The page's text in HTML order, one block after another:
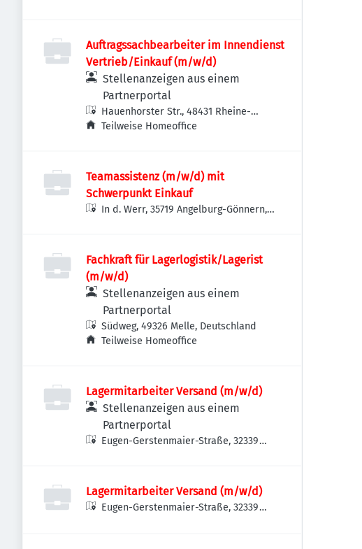
Auftragssachbearbeiter im Innendienst
Vertrieb/Einkauf (m/w/d)
Stellenanzeigen aus einem
Partnerportal
Hauenhorster Str., 48431 Rheine-
Wadelheim, Deutschland
Teilweise Homeoffice
Teamassistenz (m/w/d) mit
Schwerpunkt Einkauf
In d. Werr, 35719 Angelburg-Gönnern,
Fachkraft für Lagerlogistik/Lagerist
(m/w/d)
Stellenanzeigen aus einem
Partnerportal
Südweg, 49326 Melle, Deutschland
Teilweise Homeoffice
Lagermitarbeiter Versand (m/w/d)
Stellenanzeigen aus einem
Partnerportal
Eugen-Gerstenmaier-Straße, 32339
Lagermitarbeiter Versand (m/w/d)
Eugen-Gerstenmaier-Straße, 32339